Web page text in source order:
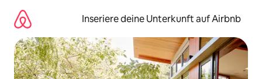
Inhalten
springen
Inseriere deine Unterkunft auf Airbnb